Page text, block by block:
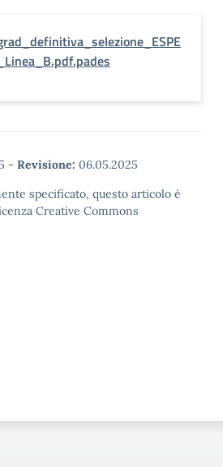
- Revisione: 06.05.2025
specificato, questo articolo è
Creative Commons